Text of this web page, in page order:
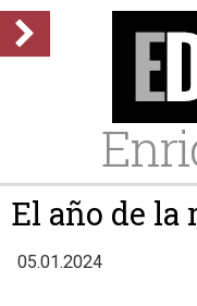
El año de la
05.01.2024